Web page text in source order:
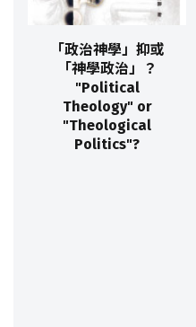
「政治神學」抑或
「神學政治」？
"Political
Theology" or
"Theological
Politics"?